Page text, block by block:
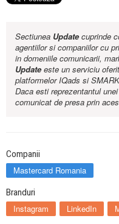
Sectiunea Updatecuprinde
agentiilor si companiilor cu
in domeniile comunicarii,
Updateeste un serviciu
platformelor IQads si
Daca esti reprezentantul
comunicat de presa prin
Companii
Mastercard Romania
Branduri
Instagram LinkedIn